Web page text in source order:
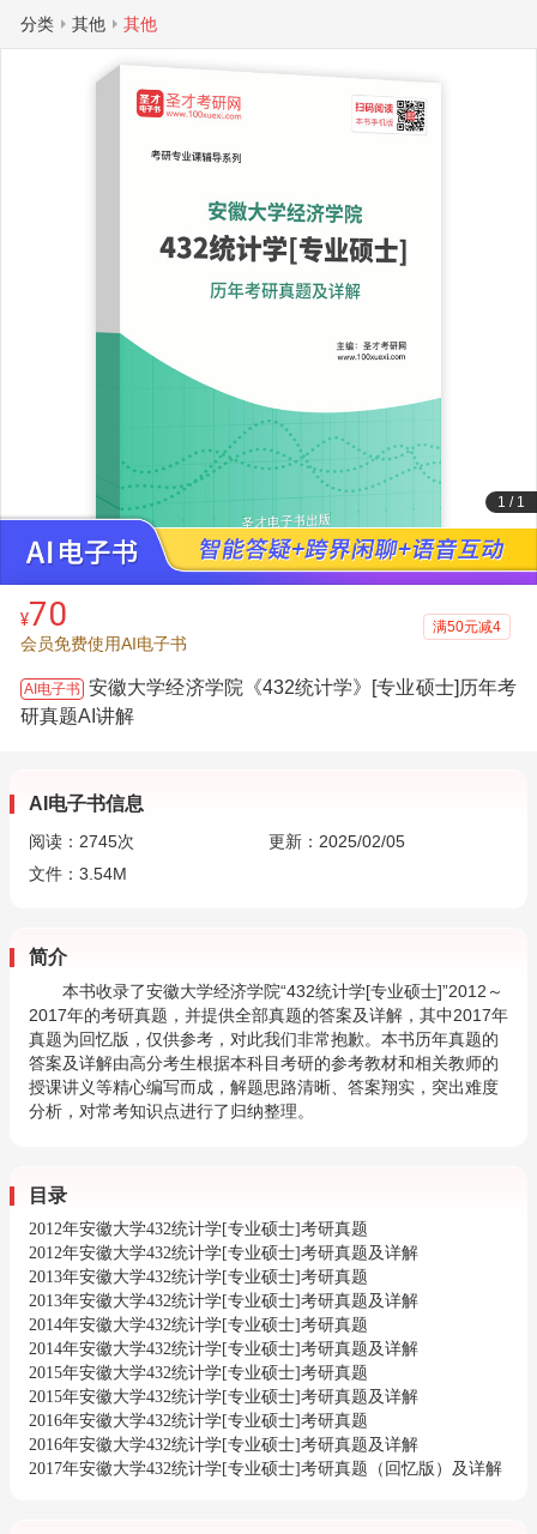
分类 其他 其他
1 / 1
¥70
会员免费使用AI电子书
满50元减4
AI电子书 安徽大学经济学院《432统计学》[专业硕士]历年考
研真题AI讲解
AI电子书信息
阅读： 2745次
更新：2025/02/05
文件：3.54M
简介
本书收录了安徽大学经济学院“432统计学[专业硕士]”2012～
2017年的考研真题，并提供全部真题的答案及详解，其中2017年
真题为回忆版，仅供参考，对此我们非常抱歉。本书历年真题的
答案及详解由高分考生根据本科目考研的参考教材和相关教师的
授课讲义等精心编写而成，解题思路清晰、答案翔实，突出难度
分析，对常考知识点进行了归纳整理。
目录
2012年安徽大学432统计学[专业硕士]考研真题
2012年安徽大学432统计学[专业硕士]考研真题及详解
2013年安徽大学432统计学[专业硕士]考研真题
2013年安徽大学432统计学[专业硕士]考研真题及详解
2014年安徽大学432统计学[专业硕士]考研真题
2014年安徽大学432统计学[专业硕士]考研真题及详解
2015年安徽大学432统计学[专业硕士]考研真题
2015年安徽大学432统计学[专业硕士]考研真题及详解
2016年安徽大学432统计学[专业硕士]考研真题
2016年安徽大学432统计学[专业硕士]考研真题及详解
2017年安徽大学432统计学[专业硕士]考研真题（回忆版）及详解